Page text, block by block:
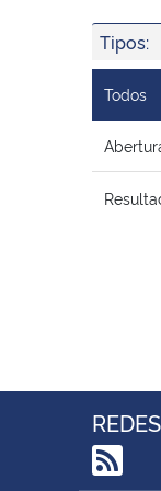
Tipos:
Todos